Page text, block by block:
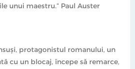
unui maestru.” Paul Auster
protagonistul romanului, un
cu un blocaj, începe să remarce,